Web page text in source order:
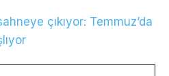
çıkıyor: Temmuz’da